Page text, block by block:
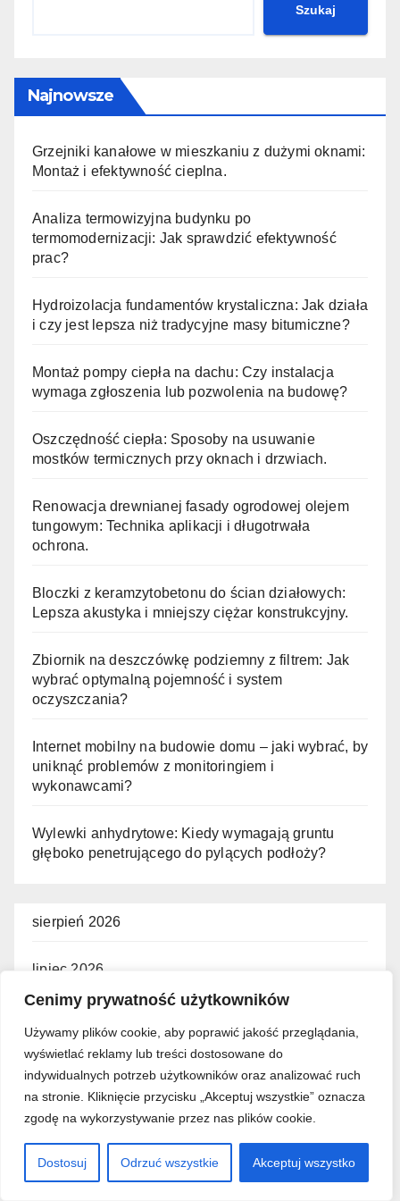
Cenimy prywatność użytkowników
Używamy plików cookie, aby poprawić jakość przeglądania,
wyświetlać reklamy lub treści dostosowane do
indywidualnych potrzeb użytkowników oraz analizować ruch
na stronie. Kliknięcie przycisku „Akceptuj wszystkie” oznacza
zgodę na wykorzystywanie przez nas plików cookie.
Dostosuj Odrzuć wszystkie Akceptuj wszystko
Szukaj
Najnowsze
Grzejniki kanałowe w mieszkaniu z dużymi oknami:
Montaż i efektywność cieplna.
Analiza termowizyjna budynku po
termomodernizacji: Jak sprawdzić efektywność
prac?
Hydroizolacja fundamentów krystaliczna: Jak działa
i czy jest lepsza niż tradycyjne masy bitumiczne?
Montaż pompy ciepła na dachu: Czy instalacja
wymaga zgłoszenia lub pozwolenia na budowę?
Oszczędność ciepła: Sposoby na usuwanie
mostków termicznych przy oknach i drzwiach.
Renowacja drewnianej fasady ogrodowej olejem
tungowym: Technika aplikacji i długotrwała
ochrona.
Bloczki z keramzytobetonu do ścian działowych:
Lepsza akustyka i mniejszy ciężar konstrukcyjny.
Zbiornik na deszczówkę podziemny z filtrem: Jak
wybrać optymalną pojemność i system
oczyszczania?
Internet mobilny na budowie domu – jaki wybrać, by
uniknąć problemów z monitoringiem i
wykonawcami?
Wylewki anhydrytowe: Kiedy wymagają gruntu
głęboko penetrującego do pylących podłoży?
sierpień 2026
lipiec 2026
maj 2026
kwiecień 2026
marzec 2026